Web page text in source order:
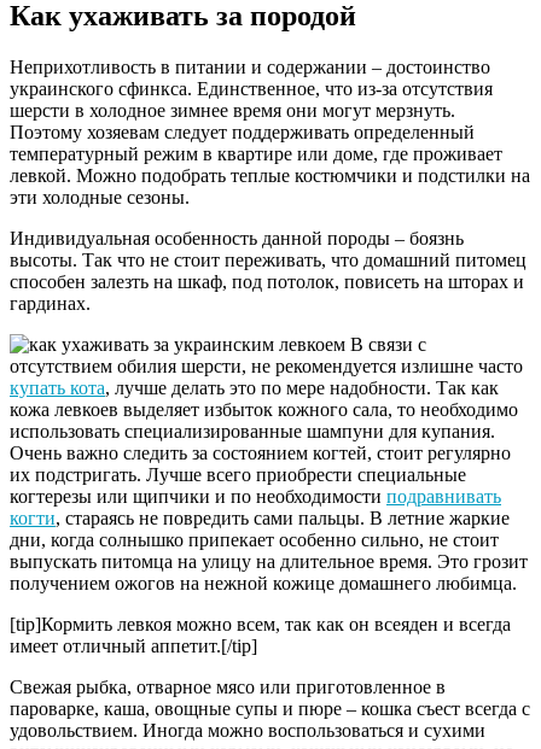
Как ухаживать за породой
Неприхотливость в питании и содержании – достоинство
украинского сфинкса. Единственное, что из-за отсутствия
шерсти в холодное зимнее время они могут мерзнуть.
Поэтому хозяевам следует поддерживать определенный
температурный режим в квартире или доме, где проживает
левкой. Можно подобрать теплые костюмчики и подстилки на
эти холодные сезоны.
Индивидуальная особенность данной породы – боязнь
высоты. Так что не стоит переживать, что домашний питомец
способен залезть на шкаф, под потолок, повисеть на шторах и
гардинах.
В связи с
отсутствием обилия шерсти, не рекомендуется излишне часто
купать кота, лучше делать это по мере надобности. Так как
кожа левкоев выделяет избыток кожного сала, то необходимо
использовать специализированные шампуни для купания.
Очень важно следить за состоянием когтей, стоит регулярно
их подстригать. Лучше всего приобрести специальные
когтерезы или щипчики и по необходимости подравнивать
когти, стараясь не повредить сами пальцы. В летние жаркие
дни, когда солнышко припекает особенно сильно, не стоит
выпускать питомца на улицу на длительное время. Это грозит
получением ожогов на нежной кожице домашнего любимца.
[tip]Кормить левкоя можно всем, так как он всеяден и всегда
имеет отличный аппетит.[/tip]
Свежая рыбка, отварное мясо или приготовленное в
пароварке, каша, овощные супы и пюре – кошка съест всегда с
удовольствием. Иногда можно воспользоваться и сухими